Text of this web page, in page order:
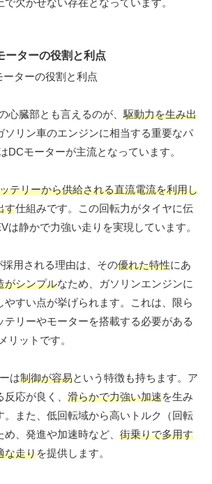
ーターの役割と利点
心臓部とも言えるのが、 駆動力を生み出
ソリン車のエンジンに相当する重要なパ
DCモーターが主流となっています。
テリーから供給される直流電流を利用し
す仕組みです。この回転力がタイヤに伝
は静かで力強い走りを実現しています。
用される理由は、その優れた特性にあ
がシンプルなため、ガソリンエンジンに
やすい点が挙げられます。これは、限ら
テリーやモーターを搭載する必要がある
リットです。
は制御が容易という特徴も持ちます。ア
応が良く、 滑らかで力強い加速を生み
。また、低回転域から高いトルク（回転
、発進や加速時など、 街乗りで多用す
な走りを提供します。